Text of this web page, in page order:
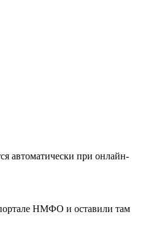
автоматически при онлайн-
НМФО и оставили там